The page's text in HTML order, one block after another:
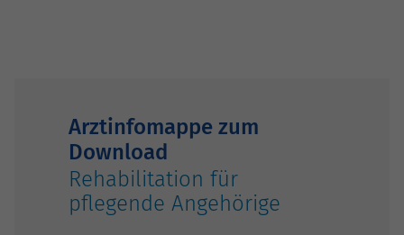
Arztinfomappe zum
Download
Rehabilitation für
pflegende Angehörige